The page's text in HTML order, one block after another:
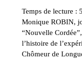
Temps de lecture :
Monique ROBIN,
“Nouvelle
l’histoire de
Chômeur de